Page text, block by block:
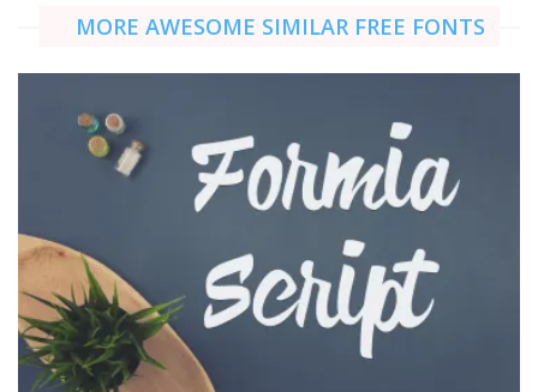
MORE AWESOME SIMILAR FREE FONTS